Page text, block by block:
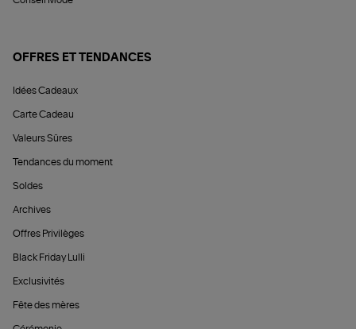
OFFRES ET TENDANCES
Idées Cadeaux
Carte Cadeau
Valeurs Sûres
Tendances du moment
Soldes
Archives
Offres Privilèges
Black Friday Lulli
Exclusivités
Fête des mères